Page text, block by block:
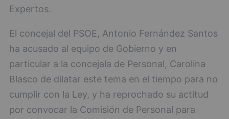
Expertos.
El concejal del PSOE, Antonio Fernández Santos
ha acusado al equipo de Gobierno y en
particular a la concejala de Personal, Carolina
Blasco de dilatar este tema en el tiempo para no
cumplir con la Ley, y ha reprochado su actitud
por convocar la Comisión de Personal para